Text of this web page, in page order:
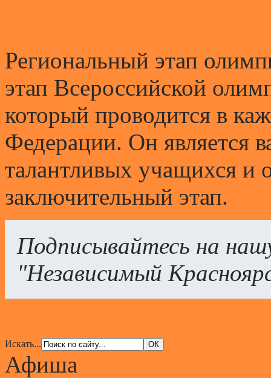
Региональный этап
этап Всероссийской
который проводится в
Федерации. Он является
талантливых учащихся и
заключительный этап.
Подписывайтесь на
"Независимый
Искать...
Афиша